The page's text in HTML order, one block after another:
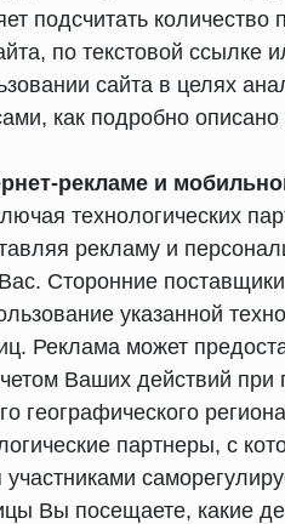
подсчитать
по текстовой
сайта в целях
как подробно
рекламе и
технологических
рекламу и
Сторонние
указанной
Реклама может
Ваших действий
географического
партнеры, с
Вы посещаете, какие